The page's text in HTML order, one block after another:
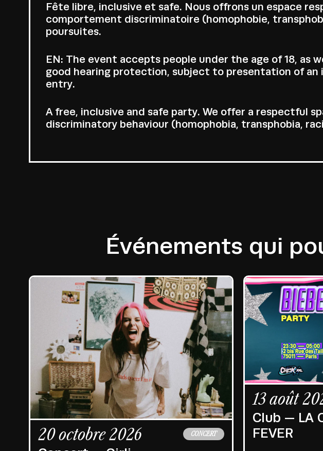
Fête libre, inclusive et safe. Nous offrons un espace
comportement discriminatoire (homophobie,
poursuites.
EN: The event accepts people under the age of 18, as
good hearing protection, subject to presentation of
entry.
A free, inclusive and safe party. We offer a respectful
discriminatory behaviour (homophobia, transphobia,
Événements qui
20 octobre 2026 CONCERT
13 août
Club — LA
FEVER